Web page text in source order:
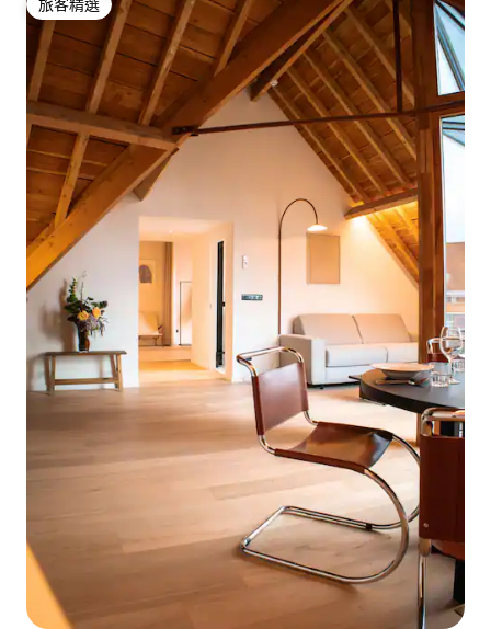
旅客精選
旅客精選